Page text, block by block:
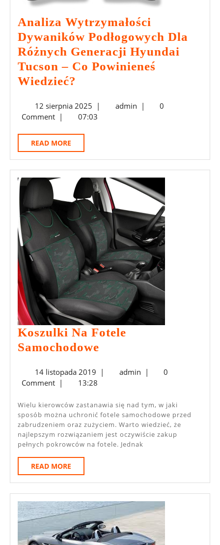
Analiza Wytrzymałości
Dywaników Podłogowych Dla
Różnych Generacji Hyundai
Tucson – Co Powinieneś
Wiedzieć?
Dywaników
Różnych
Generacji
Hyundai
Tucson
–
Co
Powinieneś
Wiedzieć?
12 sierpnia 202512
sierpnia
| adminadmin
|
0
Comment | 07:03
READ MORE
MORE
Koszulki Na Fotele
Samochodowe
Fotele
14 listopada 201914
listopada
| adminadmin
|
0
Comment | 13:28
Wielu kierowców zastanawia się nad tym, w jaki
sposób można uchronić fotele samochodowe przed
zabrudzeniem oraz zużyciem. Warto wiedzieć, że
najlepszym rozwiązaniem jest oczywiście zakup
pełnych pokrowców na fotele. Jednak
READ MORE
MORE